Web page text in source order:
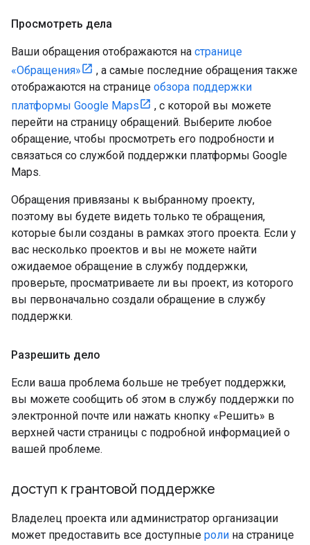
Просмотреть дела
Ваши обращения отображаются на странице
«Обращения»
, а самые последние обращения также
отображаются на странице обзора поддержки
платформы Google Maps
, с которой вы можете
перейти на страницу обращений. Выберите любое
обращение, чтобы просмотреть его подробности и
связаться со службой поддержки платформы Google
Maps.
Обращения привязаны к выбранному проекту,
поэтому вы будете видеть только те обращения,
которые были созданы в рамках этого проекта. Если у
вас несколько проектов и вы не можете найти
ожидаемое обращение в службу поддержки,
проверьте, просматриваете ли вы проект, из которого
вы первоначально создали обращение в службу
поддержки.
Разрешить дело
Если ваша проблема больше не требует поддержки,
вы можете сообщить об этом в службу поддержки по
электронной почте или нажать кнопку «Решить» в
верхней части страницы с подробной информацией о
вашей проблеме.
доступ к грантовой поддержке
Владелец проекта или администратор организации
может предоставить все доступные роли на странице